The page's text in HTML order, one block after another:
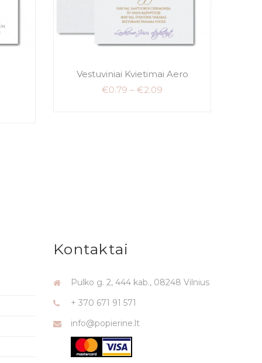
Vestuviniai Kvietimai Aero
€0.79 – €2.09
Kontaktai
Pulko g. 2, 444 kab., 08248 Vilnius
+ 370 671 91 571
info@popierine.lt